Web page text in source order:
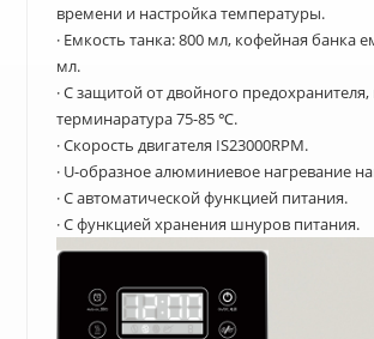
времени и настройка температуры.
· Емкость танка: 800 мл, кофейная банка
мл.
· С защитой от двойного
терминаратура 75-85 ℃.
· Скорость двигателя IS23000RPM.
· U-образное алюминиевое нагревание
· С автоматической функцией питания.
· С функцией хранения шнуров питания.